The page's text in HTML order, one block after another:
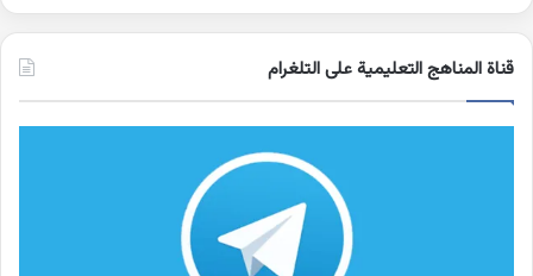
قناة المناهج التعليمية على التلغرام